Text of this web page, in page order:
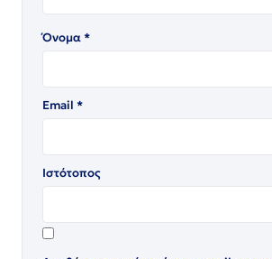
Όνομα*
Email *
Ιστότοπος